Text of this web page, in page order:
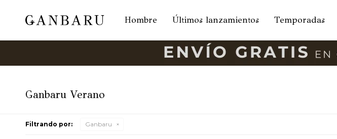
Hombre Últimos lanzamientos Temporadas
Ganbaru Verano
Filtrando por: Ganbaru